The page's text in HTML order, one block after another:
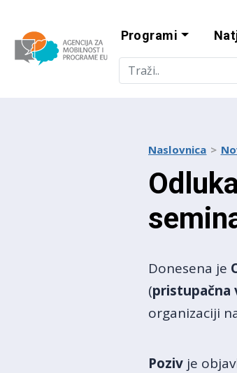
Agencija za
Programi
Naslovnica
Donesena je
(pristupačna
organizaciji
Poziv je